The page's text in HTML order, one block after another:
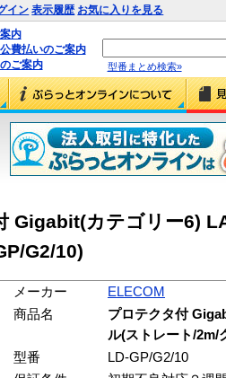
イン 表示履歴 お気に入りを見る
内
費払いのご案内
ご案内
型番まとめ検索»
Gigabit(カテゴリー6)
G2/10)
メーカー
ELECOM
商品名
プロテクタ付
ル(ストレート/
型番
LD-GP/G2/10